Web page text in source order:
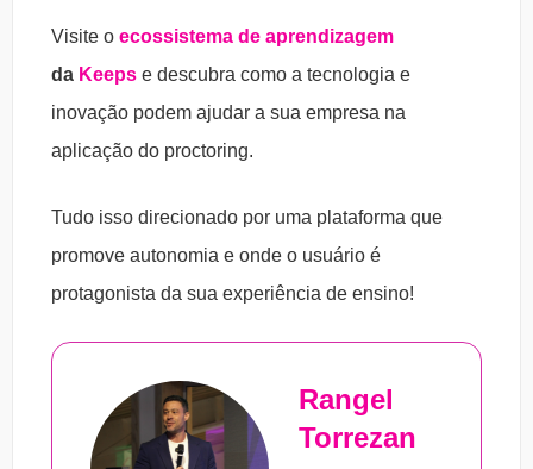
Visite o ecossistema de aprendizagem
da Keeps e descubra como a tecnologia e
inovação podem ajudar a sua empresa na
aplicação do proctoring.
Tudo isso direcionado por uma plataforma que
promove autonomia e onde o usuário é
protagonista da sua experiência de ensino!
Rangel
Torrezan